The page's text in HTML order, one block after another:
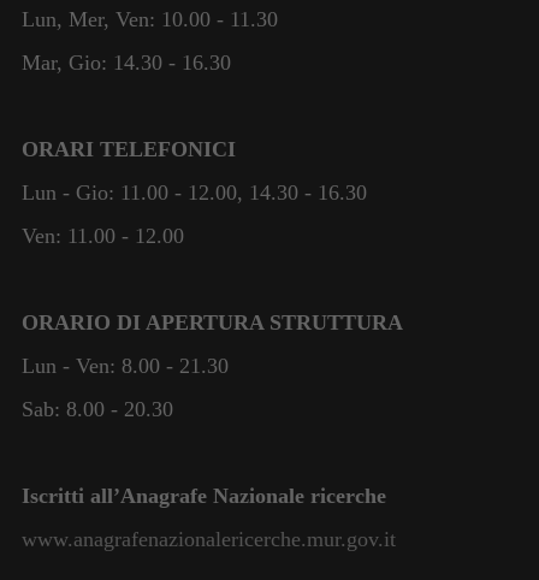
Lun, Mer, Ven: 10.00 - 11.30
Mar, Gio: 14.30 - 16.30
ORARI TELEFONICI
Lun - Gio: 11.00 - 12.00, 14.30 - 16.30
Ven: 11.00 - 12.00
ORARIO DI APERTURA STRUTTURA
Lun - Ven: 8.00 - 21.30
Sab: 8.00 - 20.30
Iscritti all’Anagrafe Nazionale ricerche
www.anagrafenazionalericerche.mur.gov.it